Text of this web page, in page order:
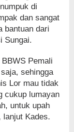
di
dan sangat
bantuan dari
Sungai.
Pemali
sehingga
Lor mau tidak
cukup lumayan
untuk upah
lanjut Kades.